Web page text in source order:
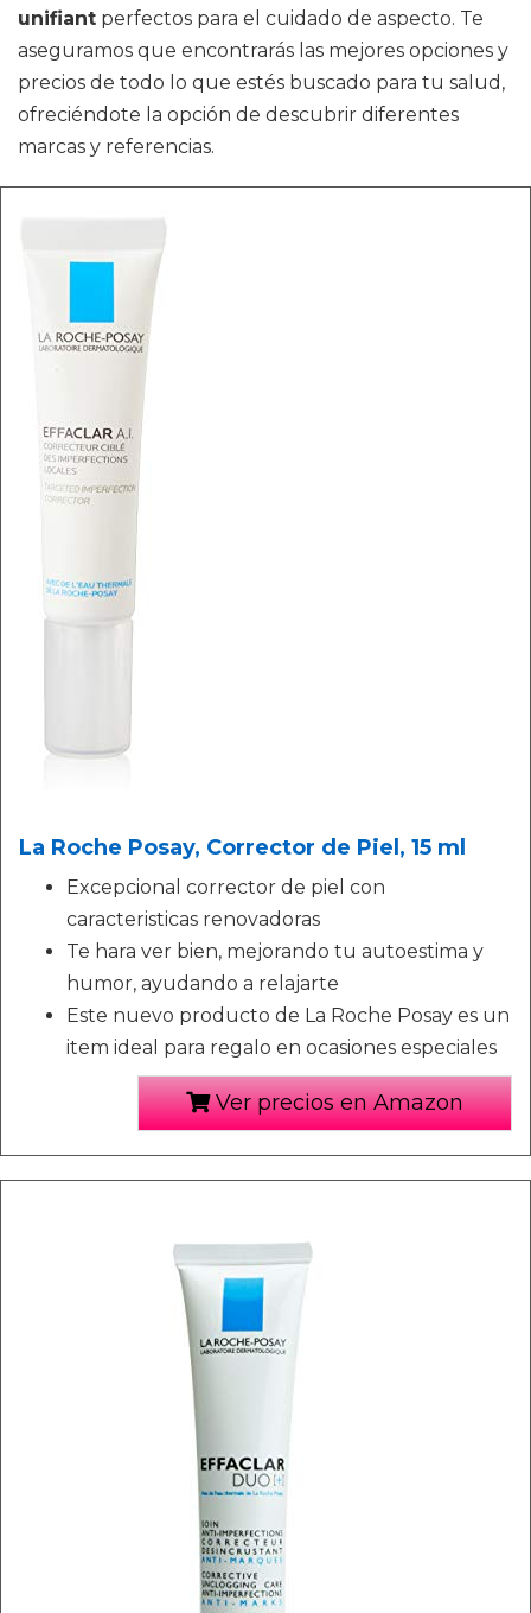
unifiant perfectos para el cuidado de aspecto. Te
aseguramos que encontrarás las mejores opciones y
precios de todo lo que estés buscado para tu salud,
ofreciéndote la opción de descubrir diferentes
marcas y referencias.
La Roche Posay, Corrector de Piel, 15 ml
Excepcional corrector de piel con
caracteristicas renovadoras
Te hara ver bien, mejorando tu autoestima y
humor, ayudando a relajarte
Este nuevo producto de La Roche Posay es un
item ideal para regalo en ocasiones especiales
Ver precios en Amazon